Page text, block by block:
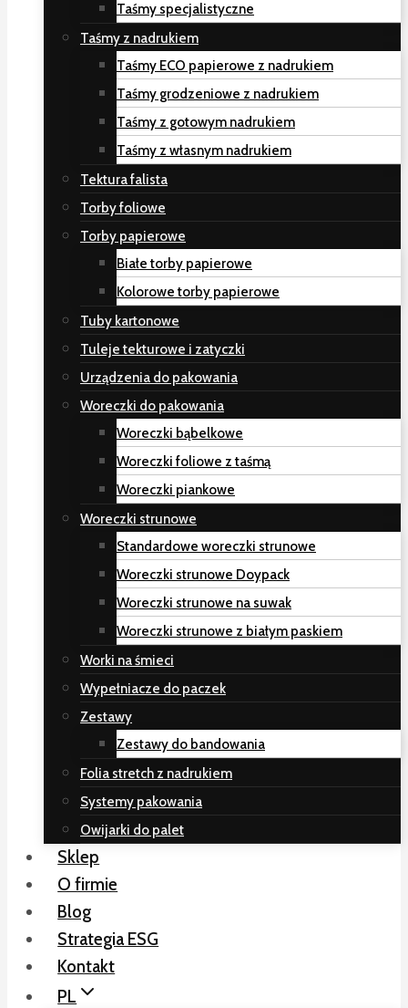
Taśmy specjalistyczne
Taśmy z nadrukiem
Taśmy ECO papierowe z nadrukiem
Taśmy grodzeniowe z nadrukiem
Taśmy z gotowym nadrukiem
Taśmy z własnym nadrukiem
Tektura falista
Torby foliowe
Torby papierowe
Białe torby papierowe
Kolorowe torby papierowe
Tuby kartonowe
Tuleje tekturowe i zatyczki
Urządzenia do pakowania
Woreczki do pakowania
Woreczki bąbelkowe
Woreczki foliowe z taśmą
Woreczki piankowe
Woreczki strunowe
Standardowe woreczki strunowe
Woreczki strunowe Doypack
Woreczki strunowe na suwak
Woreczki strunowe z białym paskiem
Worki na śmieci
Wypełniacze do paczek
Zestawy
Zestawy do bandowania
Folia stretch z nadrukiem
Systemy pakowania
Owijarki do palet
Sklep
O firmie
Blog
Strategia ESG
Kontakt
PL